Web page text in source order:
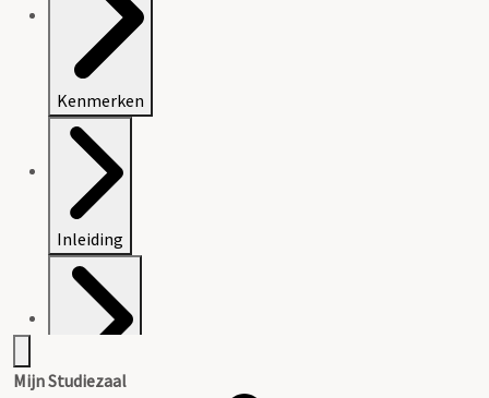
Kenmerken
Inleiding
Mijn Studiezaal